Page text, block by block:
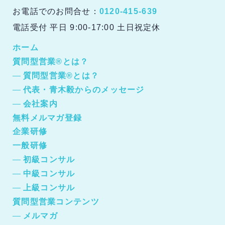
お電話でのお問合せ： 0120-415-639
電話受付 平日 9:00-17:00 土日祝定休
ホーム
質問型営業®とは？
質問型営業®とは？
代表・青木毅からのメッセージ
会社案内
無料メルマガ登録
企業研修
一般研修
初級コンサル
中級コンサル
上級コンサル
質問型営業コンテンツ
メルマガ